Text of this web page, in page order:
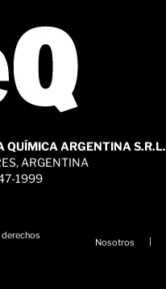
QUÍMICA ARGENTINA S.R.L.
ARGENTINA
1999
Nosotros |